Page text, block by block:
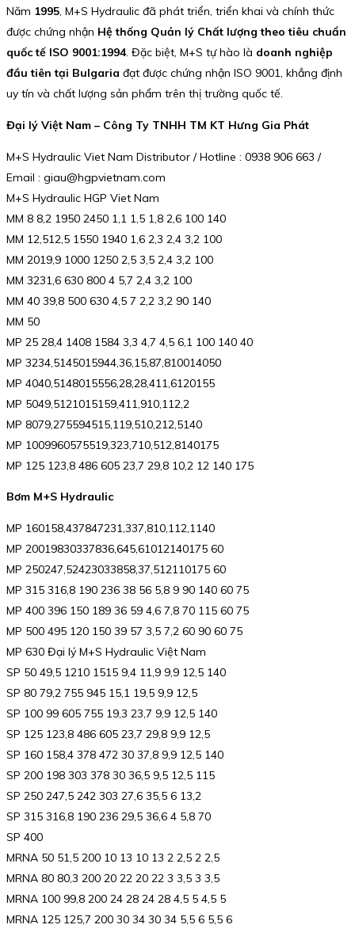
Năm 1995, M+S Hydraulic đã phát triển, triển khai và chính thức
được chứng nhận Hệ thống Quản lý Chất lượng theo tiêu chuẩn
quốc tế ISO 9001:1994. Đặc biệt, M+S tự hào là doanh nghiệp
đầu tiên tại Bulgaria đạt được chứng nhận ISO 9001, khẳng định
uy tín và chất lượng sản phẩm trên thị trường quốc tế.
Đại lý Việt Nam – Công Ty TNHH TM KT Hưng Gia Phát
M+S Hydraulic Viet Nam Distributor / Hotline : 0938 906 663 /
Email : giau@hgpvietnam.com
M+S Hydraulic HGP Viet Nam
MM 8 8,2 1950 2450 1,1 1,5 1,8 2,6 100 140
MM 12,512,5 1550 1940 1,6 2,3 2,4 3,2 100
MM 2019,9 1000 1250 2,5 3,5 2,4 3,2 100
MM 3231,6 630 800 4 5,7 2,4 3,2 100
MM 40 39,8 500 630 4,5 7 2,2 3,2 90 140
MM 50
MP 25 28,4 1408 1584 3,3 4,7 4,5 6,1 100 140 40
MP 3234,5145015944,36,15,87,810014050
MP 4040,5148015556,28,28,411,6120155
MP 5049,5121015159,411,910,112,2
MP 8079,275594515,119,510,212,5140
MP 1009960575519,323,710,512,8140175
MP 125 123,8 486 605 23,7 29,8 10,2 12 140 175
Bơm M+S Hydraulic
MP 160158,437847231,337,810,112,1140
MP 20019830337836,645,61012140175 60
MP 250247,52423033858,37,512110175 60
MP 315 316,8 190 236 38 56 5,8 9 90 140 60 75
MP 400 396 150 189 36 59 4,6 7,8 70 115 60 75
MP 500 495 120 150 39 57 3,5 7,2 60 90 60 75
MP 630 Đại lý M+S Hydraulic Việt Nam
SP 50 49,5 1210 1515 9,4 11,9 9,9 12,5 140
SP 80 79,2 755 945 15,1 19,5 9,9 12,5
SP 100 99 605 755 19,3 23,7 9,9 12,5 140
SP 125 123,8 486 605 23,7 29,8 9,9 12,5
SP 160 158,4 378 472 30 37,8 9,9 12,5 140
SP 200 198 303 378 30 36,5 9,5 12,5 115
SP 250 247,5 242 303 27,6 35,5 6 13,2
SP 315 316,8 190 236 29,5 36,6 4 5,8 70
SP 400
MRNA 50 51,5 200 10 13 10 13 2 2,5 2 2,5
MRNA 80 80,3 200 20 22 20 22 3 3,5 3 3,5
MRNA 100 99,8 200 24 28 24 28 4,5 5 4,5 5
MRNA 125 125,7 200 30 34 30 34 5,5 6 5,5 6